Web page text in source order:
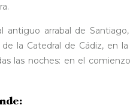
antiguo arrabal de
la Catedral de Cádiz, en
las noches: en el